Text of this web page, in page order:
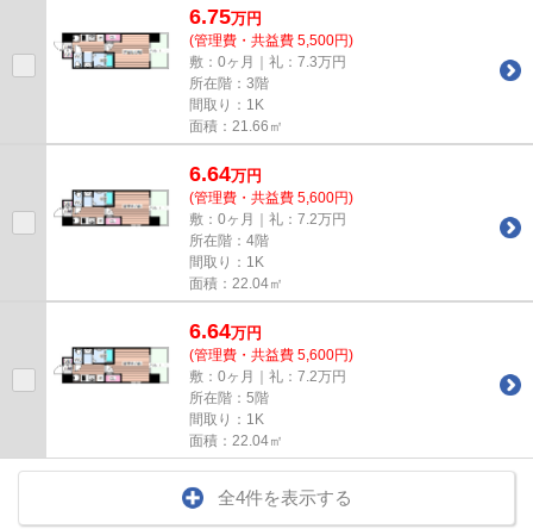
6.75万円
(管理費・共益費 5,500円)
敷：0ヶ月｜礼：7.3万円
所在階：3階
間取り：1K
面積：21.66㎡
6.64万円
(管理費・共益費 5,600円)
敷：0ヶ月｜礼：7.2万円
所在階：4階
間取り：1K
面積：22.04㎡
6.64万円
(管理費・共益費 5,600円)
敷：0ヶ月｜礼：7.2万円
所在階：5階
間取り：1K
面積：22.04㎡
全4件を表示する